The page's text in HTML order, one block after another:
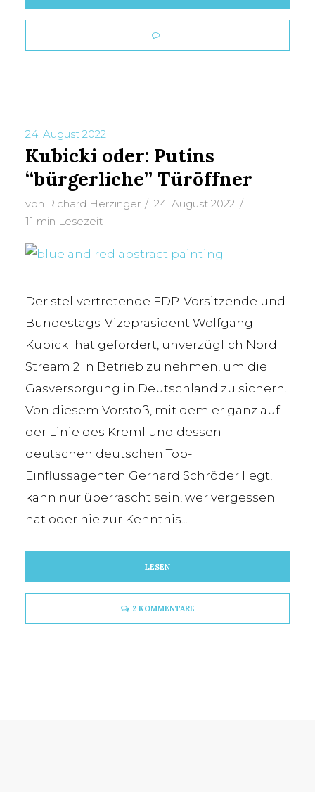
24. August 2022
Kubicki oder: Putins
“bürgerliche” Türöffner
von Richard Herzinger
24. August 2022
11 min Lesezeit
Der stellvertretende FDP-Vorsitzende und
Bundestags-Vizepräsident Wolfgang
Kubicki hat gefordert, unverzüglich Nord
Stream 2 in Betrieb zu nehmen, um die
Gasversorgung in Deutschland zu sichern.
Von diesem Vorstoß, mit dem er ganz auf
der Linie des Kreml und dessen
deutschen deutschen Top-
Einflussagenten Gerhard Schröder liegt,
kann nur überrascht sein, wer vergessen
hat oder nie zur Kenntnis...
LESEN
2 KOMMENTARE